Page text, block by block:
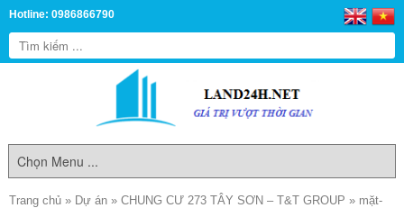
Hotline: 0986866790
Trang chủ » Dự án » CHUNG CƯ 273 TÂY SƠN – T&T GROUP » mặt-